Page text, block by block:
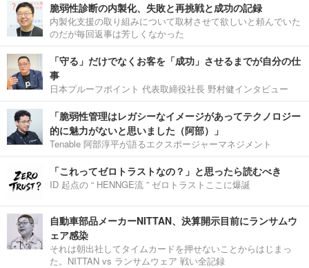
脆弱性診断の内製化、失敗と再挑戦と成功の記録
内製化支援の取り組みについて取材させて欲しいと頼んでいた
のだが毎回返事は芳しくなかった
「守る」だけでなくお客を「成功」させるまでが自分の仕
事
日本プルーフポイント 代表取締役社長 野村健インタビュー
「脆弱性管理はレガシーなイメージがあってテクノロジー
的に魅力がないと思いました（阿部）」
Tenable 阿部淳平が語るエクスポージャーマネジメント
「これってゼロトラストなの？」と思ったら読むべき
ID 起点の “ HENNGE流 ” ゼロトラストここに爆誕
自動車部品メーカーNITTAN、決算開示目前にランサムウ
ェア感染
それは朝出社してタイムカードを押せないことからはじまっ
た。NITTAN vs ランサムウェア 戦い全記録